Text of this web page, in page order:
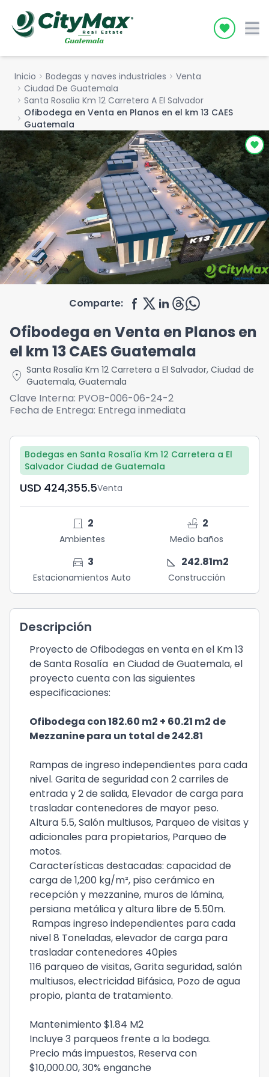
Icon
Inicio chevron_right Bodegas y naves industriales chevron_right Venta
chevron_right Ciudad De Guatemala
chevron_right Santa Rosalia Km 12 Carretera A El Salvador
chevron_right Ofibodega en Venta en Planos en el km 13 CAES
Guatemala
Comparte:
Ofibodega en Venta en Planos en
el km 13 CAES Guatemala
location_on Santa Rosalía Km 12 Carretera a El Salvador, Ciudad de
Guatemala, Guatemala
Clave Interna: PVOB-006-06-24-2
Fecha de Entrega: Entrega inmediata
Bodegas en Santa Rosalía Km 12 Carretera a El
Salvador Ciudad de Guatemala
USD	424,355.5Venta
door_front 2
Ambientes
faucet 2
Medio baños
directions_car 3
Estacionamientos Auto
square_foot 242.81m2
Construcción
Descripción
Proyecto de Ofibodegas en venta en el Km 13
de Santa Rosalía en Ciudad de Guatemala, el
proyecto cuenta con las siguientes
especificaciones:
Ofibodega con 182.60 m2 + 60.21 m2 de
Mezzanine para un total de 242.81
Rampas de ingreso independientes para cada
nivel. Garita de seguridad con 2 carriles de
entrada y 2 de salida, Elevador de carga para
trasladar contenedores de mayor peso.
Altura 5.5, Salón multiusos, Parqueo de visitas y
adicionales para propietarios, Parqueo de
motos.
Características destacadas: capacidad de
carga de 1,200 kg/m², piso cerámico en
recepción y mezzanine, muros de lámina,
persiana metálica y altura libre de 5.50m.
Rampas ingreso independientes para cada
nivel 8 Toneladas, elevador de carga para
trasladar contenedores 40pies
116 parqueo de visitas, Garita seguridad, salón
multiusos, electricidad Bifásica, Pozo de agua
propio, planta de tratamiento.
Mantenimiento $1.84 M2
Incluye 3 parqueos frente a la bodega.
Precio más impuestos, Reserva con
$10,000.00, 30% enganche